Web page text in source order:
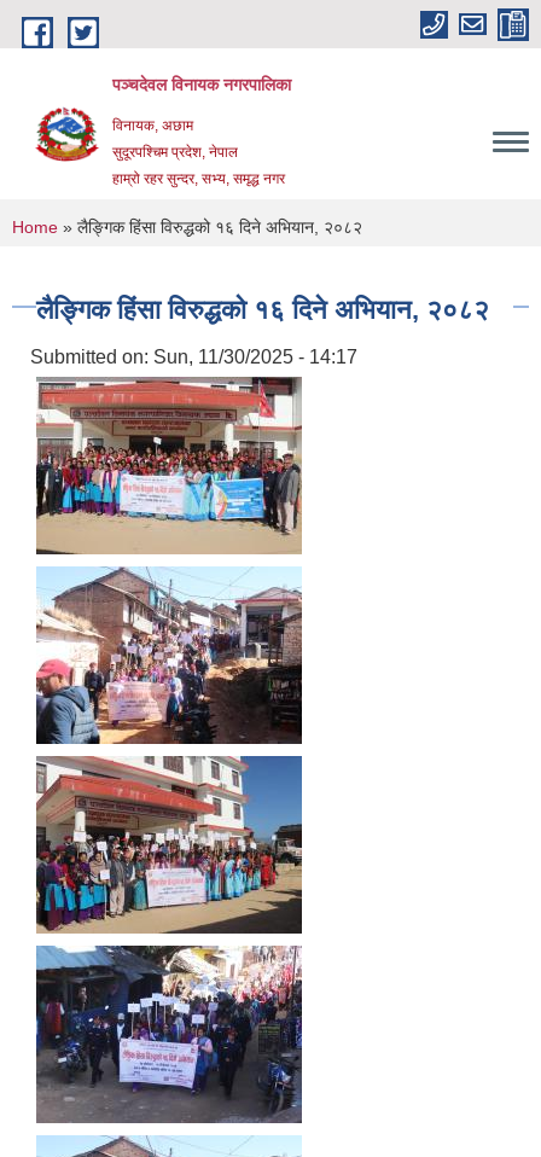
Skip to main content
पञ्चदेवल विनायक नगरपालिका
विनायक, अछाम
सुदूरपश्चिम प्रदेश, नेपाल
हाम्रो रहर सुन्दर, सभ्य, समृद्ध नगर
You are here
Home » लैङ्गिक हिंसा विरुद्धको १६ दिने अभियान, २०८२
लैङ्गिक हिंसा विरुद्धको १६ दिने अभियान, २०८२
Submitted on: Sun, 11/30/2025 - 14:17